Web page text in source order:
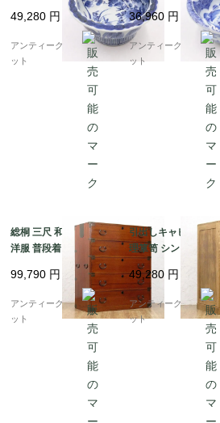
ンティーク 骨董 日本製
おしゃれ（草花・渦）
49,280 円
アンティークブルーパロ
ット
ンティーク 骨董 日
伊万里（みじん唐草
山水）
36,960 円
アンティークブルーパ
ット
総桐 三尺 和箪笥 着物
洋服 普段着 大正 昭和
初期 アンティーク 和家
具 和骨董 明るめの色合
99,790 円
アンティークブルーパロ
ット
引出しキャビネット
理箪笥 シンプル モ
明るめ ナチュラル
製 昭和レトロ
49,280 円
アンティークブルーパ
ット